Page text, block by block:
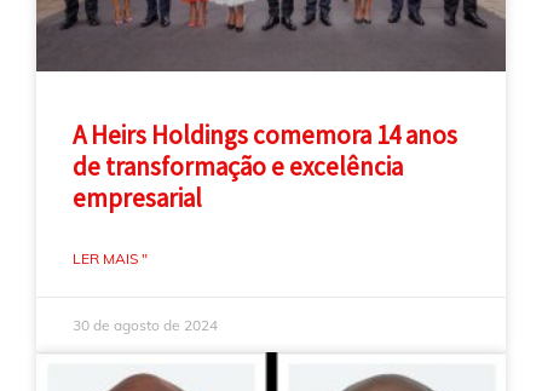
A Heirs Holdings comemora 14 anos
de transformação e excelência
empresarial
LER MAIS "
30 de agosto de 2024